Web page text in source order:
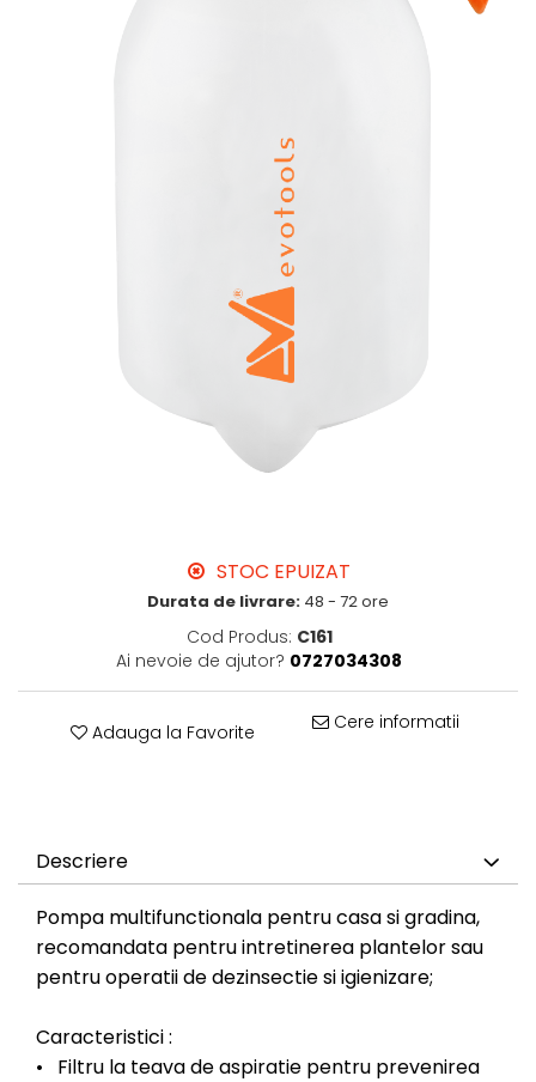
STOC EPUIZAT
Durata de livrare: 48 - 72 ore
Cod Produs: C161
Ai nevoie de ajutor? 0727034308
Adauga la Favorite Cere informatii
Descriere
Pompa multifunctionala pentru casa si gradina,
recomandata pentru intretinerea plantelor sau
pentru operatii de dezinsectie si igienizare;
Caracteristici :
• Filtru la teava de aspiratie pentru prevenirea